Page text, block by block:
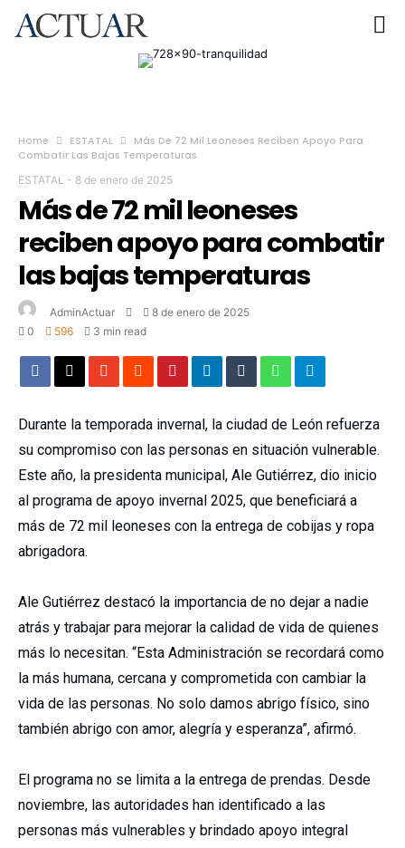
Home ESTATAL
Más De 72 Mil Leoneses Reciben Apoyo Para
Combatir Las Bajas Temperaturas
ESTATAL - 8 de enero de 2025
Más de 72 mil leoneses
reciben apoyo para combatir
las bajas temperaturas
AdminActuar
8 de enero de 2025
0
596 3 min read
Durante la temporada invernal, la ciudad de León refuerza
su compromiso con las personas en situación vulnerable.
Este año, la presidenta municipal, Ale Gutiérrez, dio inicio
al programa de apoyo invernal 2025, que beneficiará a
más de 72 mil leoneses con la entrega de cobijas y ropa
abrigadora.
Ale Gutiérrez destacó la importancia de no dejar a nadie
atrás y trabajar para mejorar la calidad de vida de quienes
más lo necesitan. “Esta Administración se recordará como
la más humana, cercana y comprometida con cambiar la
vida de las personas. No solo damos abrigo físico, sino
también abrigo con amor, alegría y esperanza”, afirmó.
El programa no se limita a la entrega de prendas. Desde
noviembre, las autoridades han identificado a las
personas más vulnerables y brindado apoyo integral